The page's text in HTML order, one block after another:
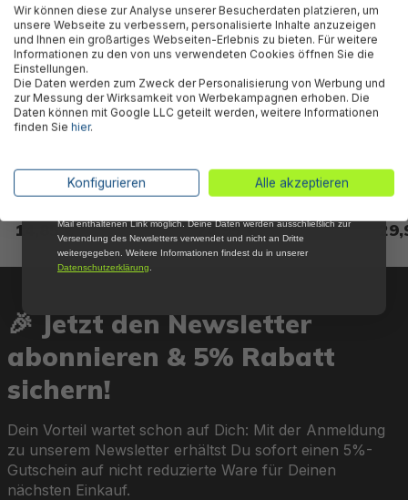
Bestway® Ersatzteil
ChemConnect™ für LAY-Z-
SPA® Whirlpools (ab 2021)
14,85 €*
18,15 cm
24,95 €*
🎉 Jetzt den Newsletter
abonnieren & 5% Rabatt
sichern!
Dein Vorteil wartet schon auf Dich: Mit der Anmeldung
zu unserem Newsletter erhältst Du sofort einen 5%-
Gutschein auf nicht reduzierte Ware für Deinen
nächsten Einkauf.
Wir können diese zur Analyse unserer Besucherdaten platzieren, um
unsere Webseite zu verbessern, personalisierte Inhalte anzuzeigen
und Ihnen ein großartiges Webseiten-Erlebnis zu bieten. Für weitere
Informationen zu den von uns verwendeten Cookies öffnen Sie die
Einstellungen.
Die Daten werden zum Zweck der Personalisierung von Werbung und
zur Messung der Wirksamkeit von Werbekampagnen erhoben. Die
Daten können mit Google LLC geteilt werden, weitere Informationen
finden Sie hier.
Konfigurieren Alle akzeptieren
Newsletter, verpasse keine Neuigkeiten und
Aktionen mehr und sichere Dir 5 %
Willkommensrabatt auf nicht reduzierte Ware
bei Deiner ersten Bestellung !*
Email
*Mit der Anmeldung zum Newsletter stimmst du zu, regelmäßig per E-
Mail über aktuelle Angebote, Aktionen und Produktneuheiten
Mail enthaltenen Link möglich. Deine Daten werden ausschließlich zur
Versendung des Newsletters verwendet und nicht an Dritte
weitergegeben. Weitere Informationen findest du in unserer
Datenschutzerklärung